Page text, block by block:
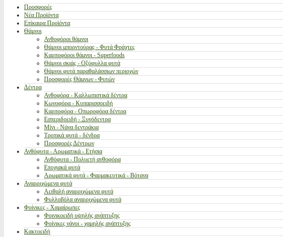
Προσφορές
Νέα Προϊόντα
Επίκαιρα Προϊόντα
Θάμνοι
Ανθοφόροι θάμνοι
Θάμνοι μπορντούρας - Φυτά Φράχτες
Καρποφόροι θάμνοι - Superfoods
Θάμνοι σκιάς - Οξύφυλλα φυτά
Θάμνοι φυτά παραθαλάσσιων περιοχών
Προσφορές Θάμνων - Φυτών
Δέντρα
Ανθοφόρα - Καλλωπιστικά δέντρα
Κωνοφόρα - Κυπαρισσοειδή
Καρποφόρα - Οπωροφόρα δέντρα
Εσπεριδοειδή - Ξυνόδεντρα
Μίνι - Νάνα δεντράκια
Τροπικά φυτά - δένδρα
Προσφορές Δέντρων
Ανθόφυτα - Αρωματικά - Ετήσια
Ανθόφυτα - Πολυετή ανθοφόρα
Εποχιακά φυτά
Αρωματικά φυτά - Φαρμακευτικά - Βότανα
Αναρριχώμενα φυτά
Αειθαλή αναρριχώμενα φυτά
Φυλλοβόλα αναρριχώμενα φυτά
Φοίνικες - Χαμαίρωπες
Φοινικοειδή υψηλής ανάπτυξης
Φοίνικες νάνοι - χαμηλής ανάπτυξης
Κακτοειδή